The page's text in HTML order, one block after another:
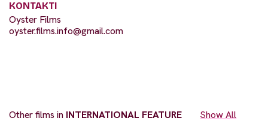
KONTAKTI
Oyster Films
oyster.films.info@gmail.com
Other films in INTERNATIONAL FEATURE
Show All